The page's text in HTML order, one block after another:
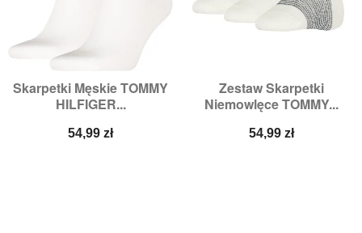
Skarpetki Męskie TOMMY
HILFIGER...
Cena
54,99 zł
Zestaw Skarpetki
Niemowlęce TOMMY...
Cena
54,99 zł